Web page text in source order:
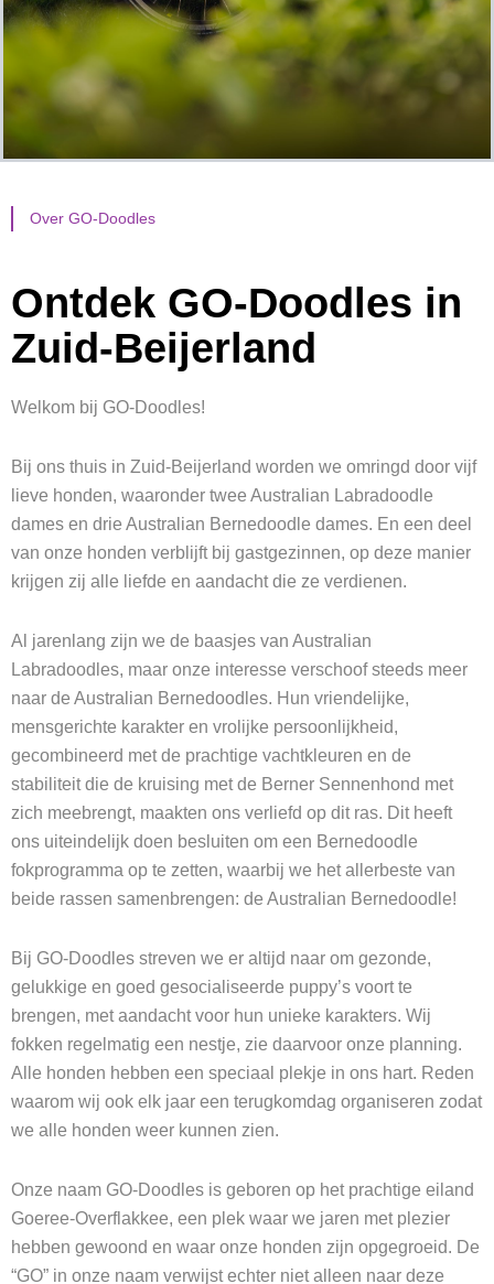
Over GO-Doodles
Ontdek GO-Doodles in
Zuid-Beijerland
Welkom bij GO-Doodles!
Bij ons thuis in Zuid-Beijerland worden we omringd door vijf
lieve honden, waaronder twee Australian Labradoodle
dames en drie Australian Bernedoodle dames. En een deel
van onze honden verblijft bij gastgezinnen, op deze manier
krijgen zij alle liefde en aandacht die ze verdienen.
Al jarenlang zijn we de baasjes van Australian
Labradoodles, maar onze interesse verschoof steeds meer
naar de Australian Bernedoodles. Hun vriendelijke,
mensgerichte karakter en vrolijke persoonlijkheid,
gecombineerd met de prachtige vachtkleuren en de
stabiliteit die de kruising met de Berner Sennenhond met
zich meebrengt, maakten ons verliefd op dit ras. Dit heeft
ons uiteindelijk doen besluiten om een Bernedoodle
fokprogramma op te zetten, waarbij we het allerbeste van
beide rassen samenbrengen: de Australian Bernedoodle!
Bij GO-Doodles streven we er altijd naar om gezonde,
gelukkige en goed gesocialiseerde puppy’s voort te
brengen, met aandacht voor hun unieke karakters. Wij
fokken regelmatig een nestje, zie daarvoor onze planning.
Alle honden hebben een speciaal plekje in ons hart. Reden
waarom wij ook elk jaar een terugkomdag organiseren zodat
we alle honden weer kunnen zien.
Onze naam GO-Doodles is geboren op het prachtige eiland
Goeree-Overflakkee, een plek waar we jaren met plezier
hebben gewoond en waar onze honden zijn opgegroeid. De
“GO” in onze naam verwijst echter niet alleen naar deze